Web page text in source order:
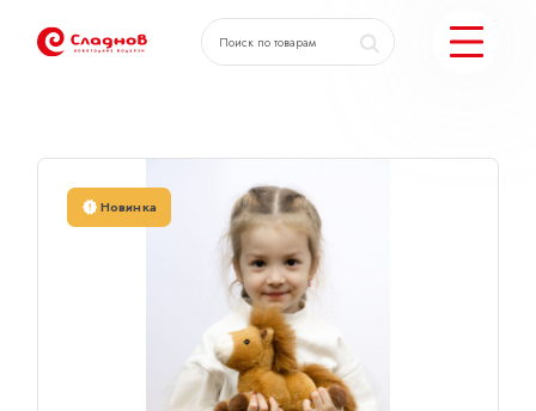
КАТАЛОГ ПОДАРКОВ
ПОДОБРАТЬ ПОДАРКИ
ДОСТАВКА И ОПЛАТА
Каталог Поник малый 23см
Новинка